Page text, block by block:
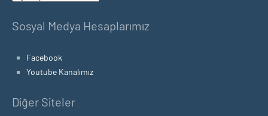
Sosyal Medya Hesaplarımız
Facebook
Youtube Kanalımız
Diğer Siteler